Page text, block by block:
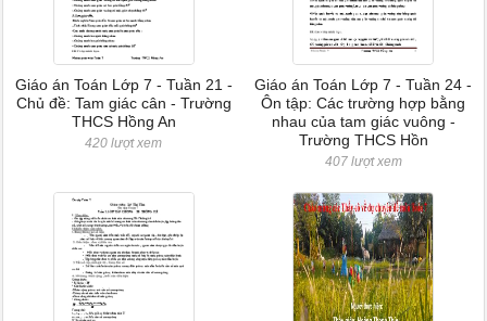
Giáo án Toán Lớp 7 - Tuần 21 -
Chủ đề: Tam giác cân - Trường
THCS Hồng An
420 lượt xem
Giáo án Toán Lớp 7 - Tuần 24 -
Ôn tập: Các trường hợp bằng
nhau của tam giác vuông -
Trường THCS Hồn
407 lượt xem